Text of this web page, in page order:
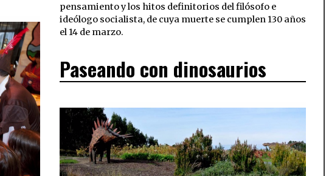
pensamiento y los hitos definitorios del filósofo e
ideólogo socialista, de cuya muerte se cumplen 130 años
el 14 de marzo.
Paseando con dinosaurios